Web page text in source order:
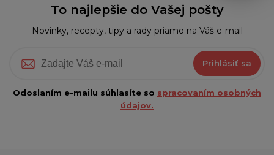
To najlepšie do Vašej pošty
Novinky, recepty, tipy a rady priamo na Váš e-mail
Prihlásiť sa
Odoslaním e-mailu súhlasíte so spracovaním osobných
údajov.